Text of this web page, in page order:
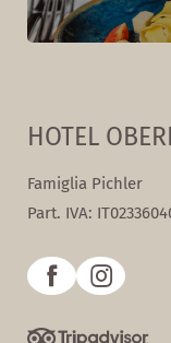
HOTEL
Famiglia Pichler
Part. IVA: